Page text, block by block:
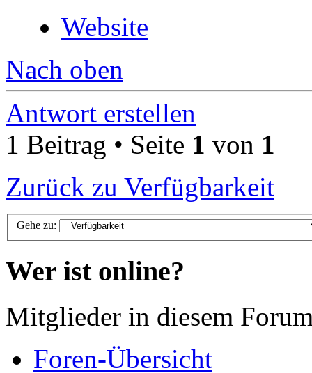
Website
Nach oben
Antwort erstellen
1 Beitrag • Seite 1 von 1
Zurück zu Verfügbarkeit
Gehe zu:
Wer ist online?
Mitglieder in diesem
Foren-Übersicht